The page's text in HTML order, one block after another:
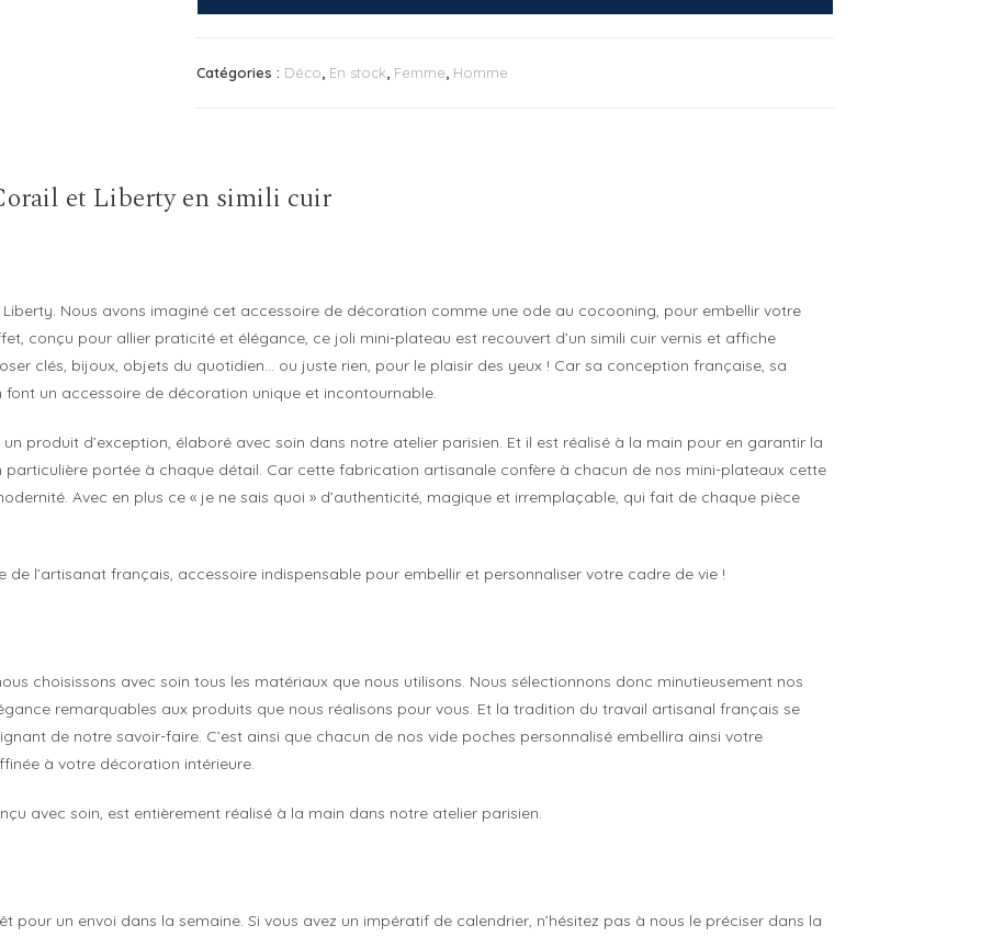
Mini
Homard
Catégories : Déco, En stock, Femme, Homme
et Liberty en simili cuir
Nous avons imaginé cet accessoire de décoration comme une ode au cocooning, pour embellir votre
conçu pour allier praticité et élégance, ce joli mini-plateau est recouvert d’un simili cuir vernis et affiche
clés, bijoux, objets du quotidien… ou juste rien, pour le plaisir des yeux ! Car sa conception française, sa
un accessoire de décoration unique et incontournable.
produit d’exception, élaboré avec soin dans notre atelier parisien. Et il est réalisé à la main pour en garantir la
portée à chaque détail. Car cette fabrication artisanale confère à chacun de nos mini-plateaux cette
Avec en plus ce « je ne sais quoi » d’authenticité, magique et irremplaçable, qui fait de chaque pièce
l’artisanat français, accessoire indispensable pour embellir et personnaliser votre cadre de vie !
choisissons avec soin tous les matériaux que nous utilisons. Nous sélectionnons donc minutieusement nos
remarquables aux produits que nous réalisons pour vous. Et la tradition du travail artisanal français se
de notre savoir-faire. C’est ainsi que chacun de nos vide poches personnalisé embellira ainsi votre
à votre décoration intérieure.
avec soin, est entièrement réalisé à la main dans notre atelier parisien.
pour un envoi dans la semaine. Si vous avez un impératif de calendrier, n’hésitez pas à nous le préciser dans la